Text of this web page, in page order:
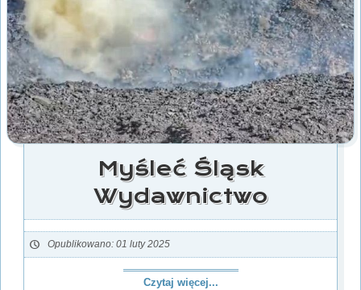
Myśleć Śląsk
Wydawnictwo
Opublikowano: 01 luty 2025
Czytaj więcej...